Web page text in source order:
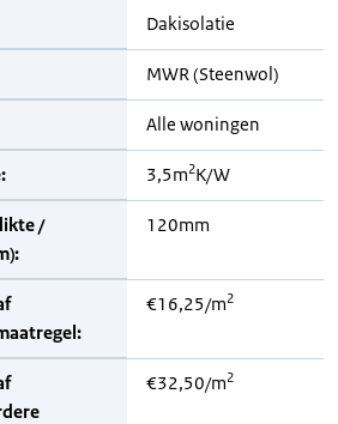
Dakisolatie
MWR (Steenwol)
Alle woningen
3,5m2K/W
/
120mm
€16,25/m2
€32,50/m2